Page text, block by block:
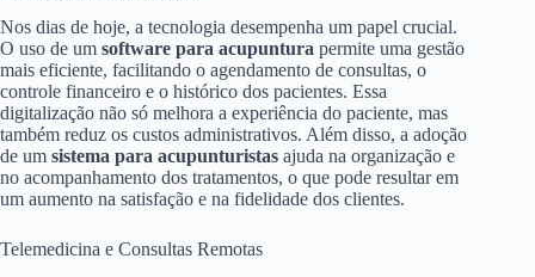
Nos dias de hoje, a tecnologia desempenha um papel crucial.
O uso de um software para acupuntura permite uma gestão
mais eficiente, facilitando o agendamento de consultas, o
controle financeiro e o histórico dos pacientes. Essa
digitalização não só melhora a experiência do paciente, mas
também reduz os custos administrativos. Além disso, a adoção
de um sistema para acupunturistas ajuda na organização e
no acompanhamento dos tratamentos, o que pode resultar em
um aumento na satisfação e na fidelidade dos clientes.
Telemedicina e Consultas Remotas